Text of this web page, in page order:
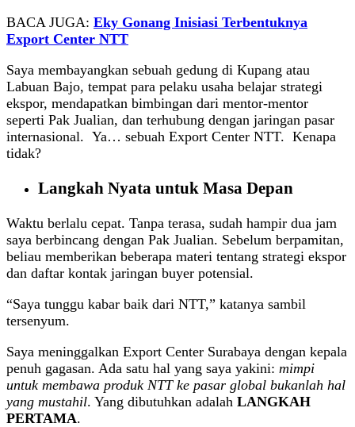
BACA JUGA: Eky Gonang Inisiasi Terbentuknya
Export Center NTT
Saya membayangkan sebuah gedung di Kupang atau
Labuan Bajo, tempat para pelaku usaha belajar strategi
ekspor, mendapatkan bimbingan dari mentor-mentor
seperti Pak Jualian, dan terhubung dengan jaringan pasar
internasional. Ya… sebuah Export Center NTT. Kenapa
tidak?
Langkah Nyata untuk Masa Depan
Waktu berlalu cepat. Tanpa terasa, sudah hampir dua jam
saya berbincang dengan Pak Jualian. Sebelum berpamitan,
beliau memberikan beberapa materi tentang strategi ekspor
dan daftar kontak jaringan buyer potensial.
“Saya tunggu kabar baik dari NTT,” katanya sambil
tersenyum.
Saya meninggalkan Export Center Surabaya dengan kepala
penuh gagasan. Ada satu hal yang saya yakini: mimpi
untuk membawa produk NTT ke pasar global bukanlah hal
yang mustahil. Yang dibutuhkan adalah LANGKAH
PERTAMA.